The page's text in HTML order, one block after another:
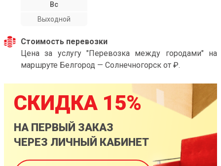
Вс
Выходной
Стоимость перевозки
Цена за услугу "Перевозка между городами" на
маршруте Белгород — Солнечногорск от ₽.
СКИДКА 15%
НА ПЕРВЫЙ ЗАКАЗ
ЧЕРЕЗ ЛИЧНЫЙ КАБИНЕТ